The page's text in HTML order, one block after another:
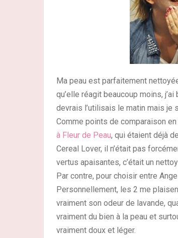
Ma peau est parfaitement
qu’elle réagit beaucoup moins,
devrais l’utilisais le matin mais je
Comme points de comparaison
à Fleur de Peau, qui étaient déjà
Cereal Lover, il n’était pas
vertus apaisantes, c’était un
Par contre, pour choisir entre
Personnellement, les 2 me
vraiment son odeur de lavande,
vraiment du bien à la peau et
vraiment doux et léger.